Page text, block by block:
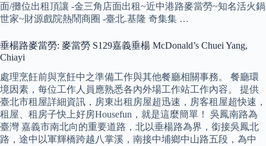
面/攤位出租頂讓 -金三角店面出租~近中港路麥當勞~知名活火鍋
世家~財源戲院熱鬧商圈 -臺北.基隆 奇集集 …
垂楊路麥當勞: 麥當勞 S129嘉義垂楊 McDonald’s Chuei Yang,
Chiayi
處理烹飪前與烹飪中之準備工作與其他餐廳相關事務。 餐廳環
境因素，每位工作人員應熟悉各內外場工作站工作內容。 提供
臺北市租屋詳細資訊，房東出租房屋超迅速，房客租屋超快速，
租屋、租房子快上好房Housefun，就是這麼簡單！ 吳鳳南路為
臺灣 嘉義市南北向的重要道路，北以垂楊路為界，銜接吳鳳北
路，途中以軍輝橋跨越八掌溪，南接中埔鄉中山路五段，為中